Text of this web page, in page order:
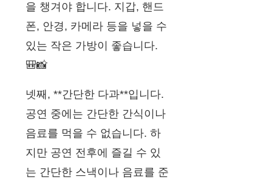
을 챙겨야 합니다. 지갑, 핸드
폰, 안경, 카메라 등을 넣을 수
있는 작은 가방이 좋습니다.
🎒📸
넷째, **간단한 다과**입니다.
공연 중에는 간단한 간식이나
음료를 먹을 수 없습니다. 하
지만 공연 전후에 즐길 수 있
는 간단한 스낵이나 음료를 준